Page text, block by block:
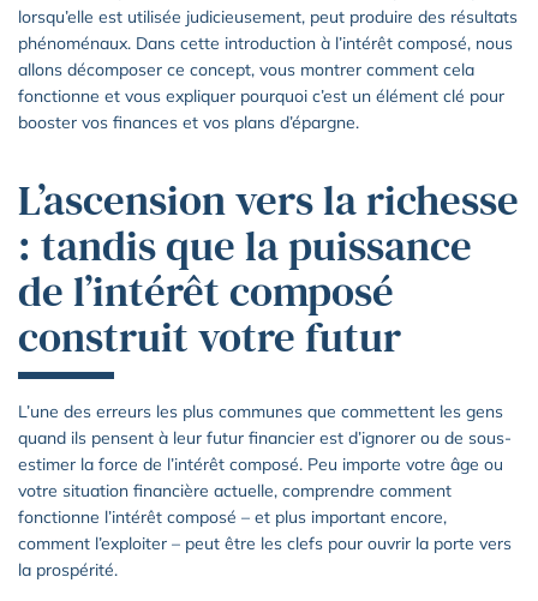
lorsqu’elle est utilisée judicieusement, peut produire des résultats
phénoménaux. Dans cette introduction à l’intérêt composé, nous
allons décomposer ce concept, vous montrer comment cela
fonctionne et vous expliquer pourquoi c’est un élément clé pour
booster vos finances et vos plans d’épargne.
L’ascension vers la richesse
: tandis que la puissance
de l’intérêt composé
construit votre futur
L’une des erreurs les plus communes que commettent les gens
quand ils pensent à leur futur financier est d’ignorer ou de sous-
estimer la force de l’intérêt composé. Peu importe votre âge ou
votre situation financière actuelle, comprendre comment
fonctionne l’intérêt composé – et plus important encore,
comment l’exploiter – peut être les clefs pour ouvrir la porte vers
la prospérité.